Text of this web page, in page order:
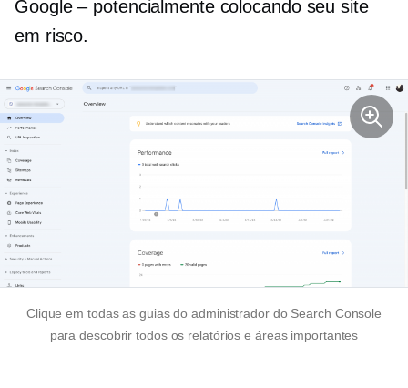
Google – potencialmente colocando seu site
em risco.
Clique em todas as guias do administrador do Search Console
para descobrir todos os relatórios e áreas importantes